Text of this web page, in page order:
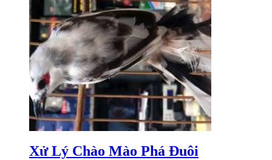
Xử Lý Chào Mào Phá Đuôi